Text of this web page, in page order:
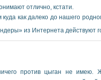
отлично, кстати.
как далеко до нашего
из Интернета действуют
против цыган не имею.